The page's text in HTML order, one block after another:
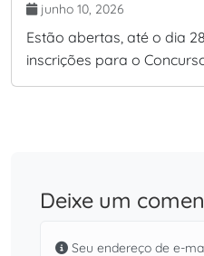
junho 10, 2026
Estão abertas, até o dia
inscrições para o
Deixe um
Seu endereço de e-